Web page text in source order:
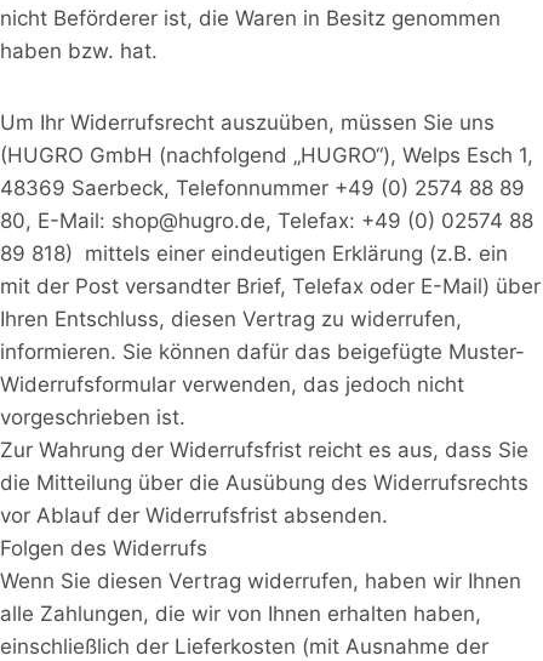
nicht Beförderer ist, die Waren in Besitz genommen
haben bzw. hat.
Um Ihr Widerrufsrecht auszuüben, müssen Sie uns
(HUGRO GmbH (nachfolgend „HUGRO“), Welps Esch 1,
48369 Saerbeck, Telefonnummer +49 (0) 2574 88 89
80, E-Mail: shop@hugro.de, Telefax: +49 (0) 02574 88
89 818) mittels einer eindeutigen Erklärung (z.B. ein
mit der Post versandter Brief, Telefax oder E-Mail) über
Ihren Entschluss, diesen Vertrag zu widerrufen,
informieren. Sie können dafür das beigefügte Muster-
Widerrufsformular verwenden, das jedoch nicht
vorgeschrieben ist.
Zur Wahrung der Widerrufsfrist reicht es aus, dass Sie
die Mitteilung über die Ausübung des Widerrufsrechts
vor Ablauf der Widerrufsfrist absenden.
Folgen des Widerrufs
Wenn Sie diesen Vertrag widerrufen, haben wir Ihnen
alle Zahlungen, die wir von Ihnen erhalten haben,
einschließlich der Lieferkosten (mit Ausnahme der